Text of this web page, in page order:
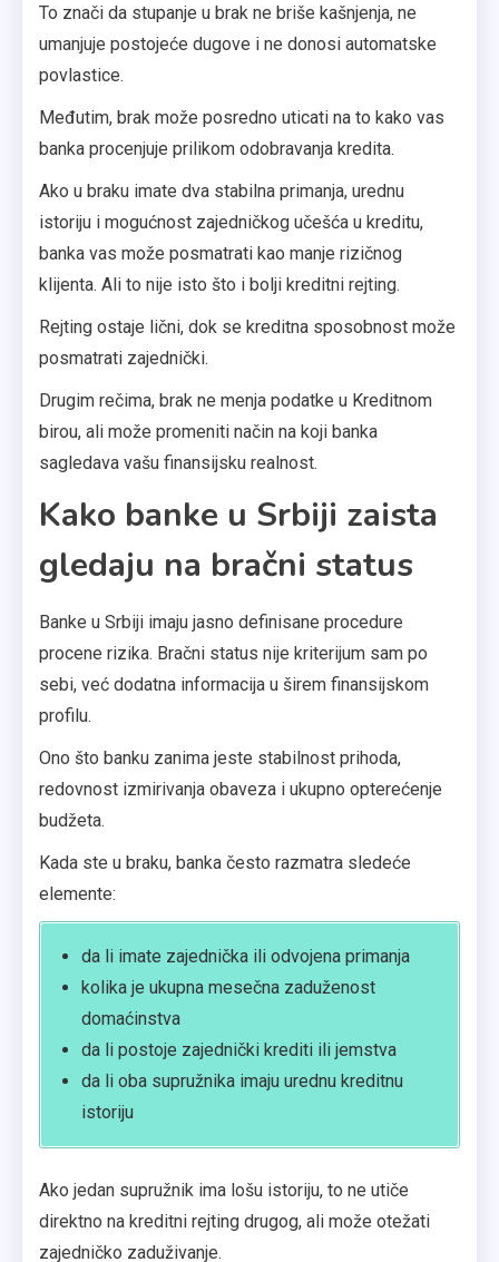
To znači da stupanje u brak ne briše kašnjenja, ne
umanjuje postojeće dugove i ne donosi automatske
povlastice.
Međutim, brak može posredno uticati na to kako vas
banka procenjuje prilikom odobravanja kredita.
Ako u braku imate dva stabilna primanja, urednu
istoriju i mogućnost zajedničkog učešća u kreditu,
banka vas može posmatrati kao manje rizičnog
klijenta. Ali to nije isto što i bolji kreditni rejting.
Rejting ostaje lični, dok se kreditna sposobnost može
posmatrati zajednički.
Drugim rečima, brak ne menja podatke u Kreditnom
birou, ali može promeniti način na koji banka
sagledava vašu finansijsku realnost.
Kako banke u Srbiji zaista
gledaju na bračni status
Banke u Srbiji imaju jasno definisane procedure
procene rizika. Bračni status nije kriterijum sam po
sebi, već dodatna informacija u širem finansijskom
profilu.
Ono što banku zanima jeste stabilnost prihoda,
redovnost izmirivanja obaveza i ukupno opterećenje
budžeta.
Kada ste u braku, banka često razmatra sledeće
elemente:
da li imate zajednička ili odvojena primanja
kolika je ukupna mesečna zaduženost
domaćinstva
da li postoje zajednički krediti ili jemstva
da li oba supružnika imaju urednu kreditnu
istoriju
Ako jedan supružnik ima lošu istoriju, to ne utiče
direktno na kreditni rejting drugog, ali može otežati
zajedničko zaduživanje.